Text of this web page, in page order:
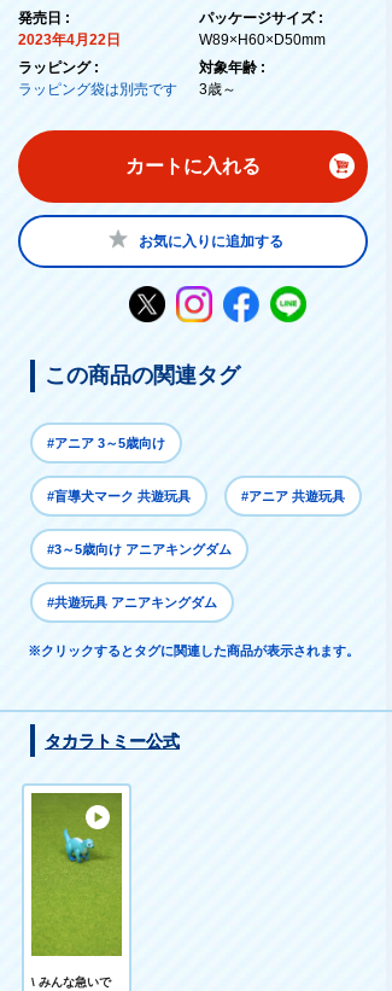
発売日 :
2023年4月22日
ラッピング :
ラッピング袋は別売です
パッケージサイズ :
W89×H60×D50mm
対象年齢 :
3歳～
カートに入れる
お気に入りに追加する
この商品の関連タグ
#アニア 3～5歳向け
#盲導犬マーク 共遊玩具 #アニア 共遊玩具
#3～5歳向け アニアキングダム
#共遊玩具 アニアキングダム
※クリックするとタグに関連した商品が表示されます。
タカラトミー公式
\ みんな急いで